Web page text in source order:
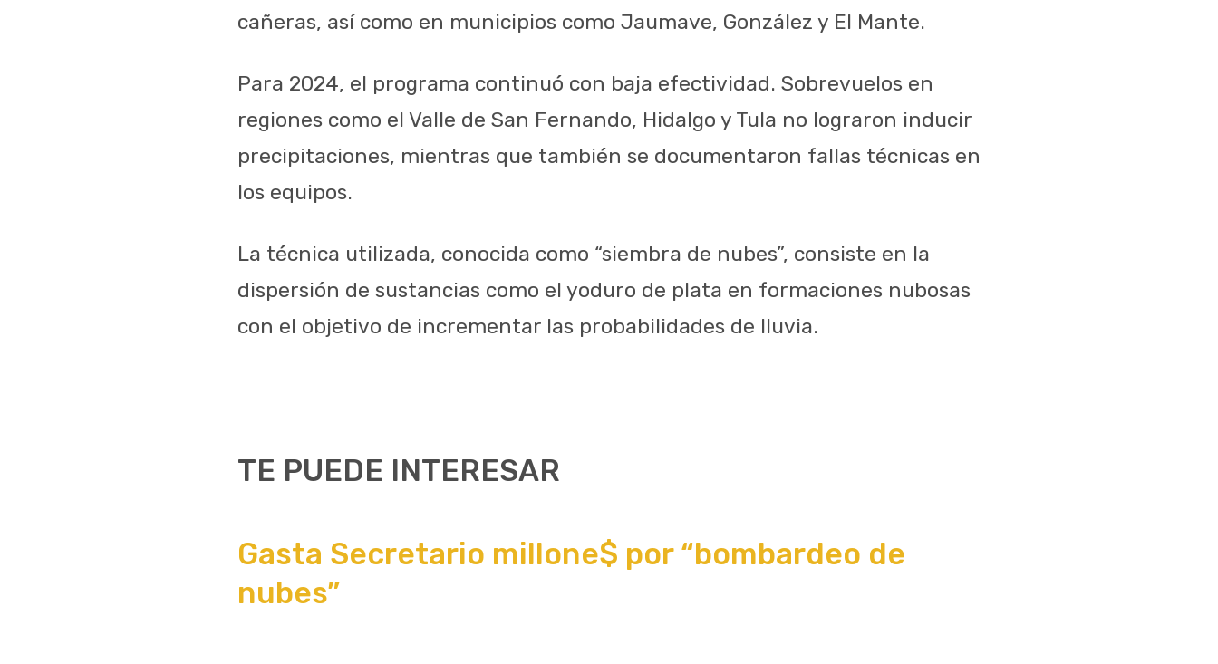
cañeras, así como en municipios como Jaumave, González y El Mante.
Para 2024, el programa continuó con baja efectividad. Sobrevuelos en
regiones como el Valle de San Fernando, Hidalgo y Tula no lograron inducir
precipitaciones, mientras que también se documentaron fallas técnicas en
los equipos.
La técnica utilizada, conocida como “siembra de nubes”, consiste en la
dispersión de sustancias como el yoduro de plata en formaciones nubosas
con el objetivo de incrementar las probabilidades de lluvia.
TE PUEDE INTERESAR
Gasta Secretario millone$ por “bombardeo de
nubes”